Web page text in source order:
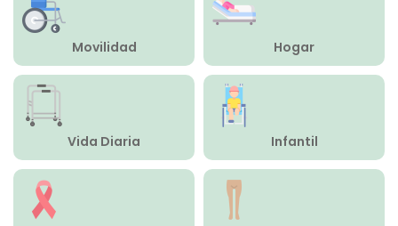
Fabricación a Medida
Zona XXL
Alquiler
Movilidad Hogar
Vida Diaria Infantil